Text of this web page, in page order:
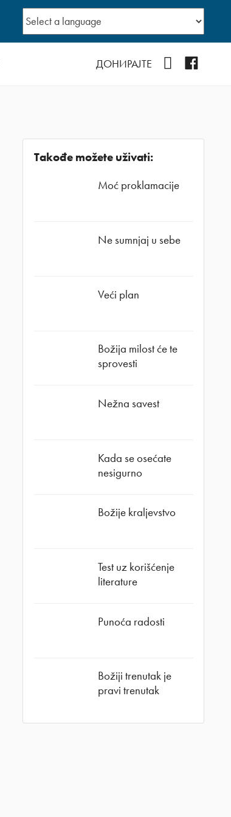
ДОНИРАЈТЕ YouTube
Takođe možete uživati:
Moć proklamacije
Ne sumnjaj u sebe
Veći plan
Božija milost će te
sprovesti
Nežna savest
Kada se osećate
nesigurno
Božije kraljevstvo
Test uz korišćenje
literature
Punoća radosti
Božiji trenutak je
pravi trenutak